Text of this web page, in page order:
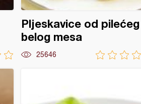
Pljeskavice od pilećeg
belog mesa
25646